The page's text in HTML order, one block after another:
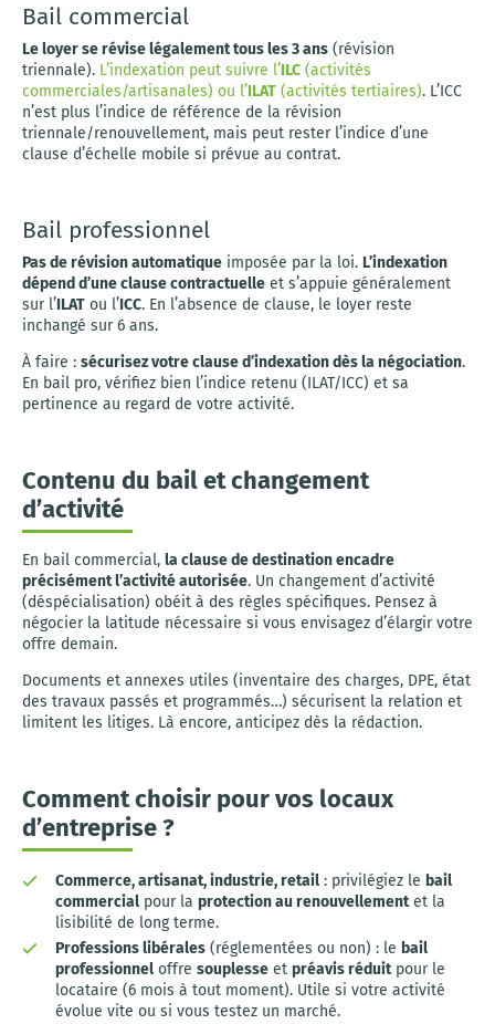
Bail commercial
Le loyer se révise légalement tous les 3 ans (révision
triennale). L’indexation peut suivre l’ILC (activités
commerciales/artisanales) ou l’ILAT (activités tertiaires). L’ICC
n’est plus l’indice de référence de la révision
triennale/renouvellement, mais peut rester l’indice d’une
clause d’échelle mobile si prévue au contrat.
Bail professionnel
Pas de révision automatique imposée par la loi. L’indexation
dépend d’une clause contractuelle et s’appuie généralement
sur l’ILAT ou l’ICC. En l’absence de clause, le loyer reste
inchangé sur 6 ans.
À faire : sécurisez votre clause d’indexation dès la négociation.
En bail pro, vérifiez bien l’indice retenu (ILAT/ICC) et sa
pertinence au regard de votre activité.
Contenu du bail et changement
d’activité
En bail commercial, la clause de destination encadre
précisément l’activité autorisée. Un changement d’activité
(déspécialisation) obéit à des règles spécifiques. Pensez à
négocier la latitude nécessaire si vous envisagez d’élargir votre
offre demain.
Documents et annexes utiles (inventaire des charges, DPE, état
des travaux passés et programmés…) sécurisent la relation et
limitent les litiges. Là encore, anticipez dès la rédaction.
Comment choisir pour vos locaux
d’entreprise ?
Commerce, artisanat, industrie, retail : privilégiez le bail
commercial pour la protection au renouvellementet la
lisibilité de long terme.
Professions libérales (réglementées ou non) : le bail
professionnel offre souplesse et préavis réduitpour le
locataire (6 mois à tout moment). Utile si votre activité
évolue vite ou si vous testez un marché.